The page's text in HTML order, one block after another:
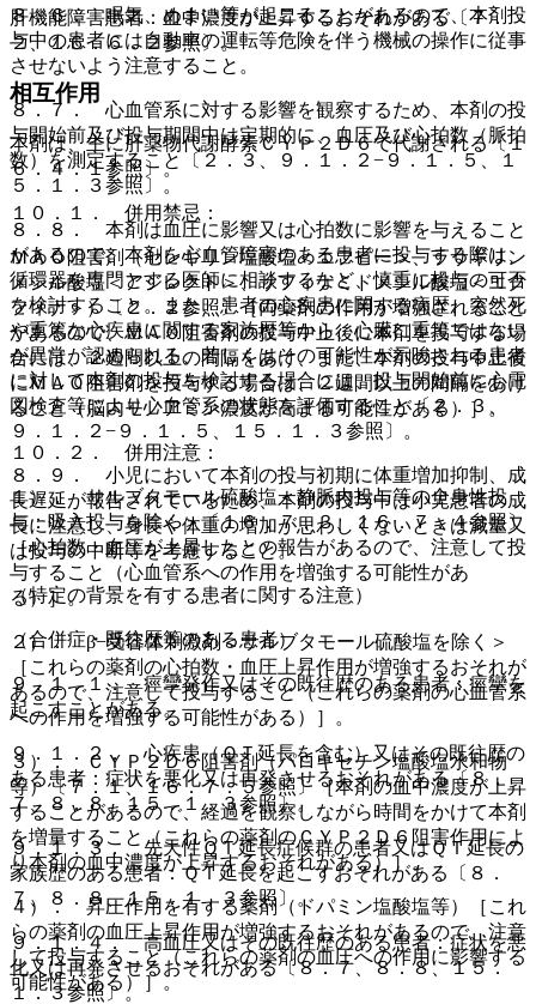
肝機能障害患者：血中濃度が上昇するおそれがある〔７．
２、１６．６．２参照〕。
相互作用
本剤は、主に肝薬物代謝酵素ＣＹＰ２Ｄ６で代謝される〔１
６．４．１参照〕。
１０．１． 併用禁忌：
ＭＡＯ阻害剤（セレギリン塩酸塩＜エフピー＞、ラサギリン
メシル酸塩＜アジレクト＞、サフィナミドメシル酸塩＜エク
フィナ＞）〔２．２参照〕［両薬剤の作用が増強されること
があるので、ＭＡＯ阻害剤の投与中止後に本剤を投与する場
合には、２週間以上の間隔をあけ、また、本剤の投与中止後
にＭＡＯ阻害剤を投与する場合は、２週間以上の間隔をあけ
ること（脳内モノアミン濃度が高まる可能性がある）］。
１０．２． 併用注意：
１）． サルブタモール硫酸塩＜静脈内投与等の全身性投
与：吸入投与を除く＞〔１６．７．３、１６．７．４参照〕
［心拍数・血圧が上昇したとの報告があるので、注意して投
与すること（心血管系への作用を増強する可能性があ
る）］。
２）． β−受容体刺激剤＜サルブタモール硫酸塩を除く＞
［これらの薬剤の心拍数・血圧上昇作用が増強するおそれが
あるので、注意して投与すること（これらの薬剤の心血管系
への作用を増強する可能性がある）］。
３）． ＣＹＰ２Ｄ６阻害剤（パロキセチン塩酸塩水和物
等）〔７．１、１６．７．５参照〕［本剤の血中濃度が上昇
することがあるので、経過を観察しながら時間をかけて本剤
を増量すること（これらの薬剤のＣＹＰ２Ｄ６阻害作用によ
り本剤の血中濃度が上昇するおそれがある）］。
４）． 昇圧作用を有する薬剤（ドパミン塩酸塩等）［これ
らの薬剤の血圧上昇作用が増強するおそれがあるので、注意
して投与すること（これらの薬剤の血圧への作用に影響する
可能性がある）］。
８．６． 眠気、めまい等が起こることがあるので、本剤投
与中の患者には自動車の運転等危険を伴う機械の操作に従事
させないよう注意すること。
８．７． 心血管系に対する影響を観察するため、本剤の投
与開始前及び投与期間中は定期的に、血圧及び心拍数（脈拍
数）を測定すること〔２．３、９．１．２−９．１．５、１
５．１．３参照〕。
８．８． 本剤は血圧に影響又は心拍数に影響を与えること
があるので、本剤を心血管障害のある患者に投与する際は、
循環器を専門とする医師に相談するなど、慎重に投与の可否
を検討すること。また、患者の心疾患に関する病歴、突然死
や重篤な心疾患に関する家族歴等から、心臓に重篤ではない
が異常が認められる、若しくはその可能性が示唆される患者
に対して本剤の投与を検討する場合には、投与開始前に心電
図検査等により心血管系の状態を評価すること〔２．３、
９．１．２−９．１．５、１５．１．３参照〕。
８．９． 小児において本剤の投与初期に体重増加抑制、成
長遅延が報告されているため、本剤の投与中は小児患者の成
長に注意し、身長や体重の増加が思わしくないときは減量又
は投与の中断等を考慮すること。
（特定の背景を有する患者に関する注意）
（合併症・既往歴等のある患者）
９．１．１． 痙攣発作又はその既往歴のある患者：痙攣を
起こすことがある。
９．１．２． 心疾患（ＱＴ延長を含む）又はその既往歴の
ある患者：症状を悪化又は再発させるおそれがある〔８．
７、８．８、１５．１．３参照〕。
９．１．３． 先天性ＱＴ延長症候群の患者又はＱＴ延長の
家族歴のある患者：ＱＴ延長を起こすおそれがある〔８．
７、８．８、１５．１．３参照〕。
９．１．４． 高血圧又はその既往歴のある患者：症状を悪
化又は再発させるおそれがある〔８．７、８．８、１５．
１．３参照〕。